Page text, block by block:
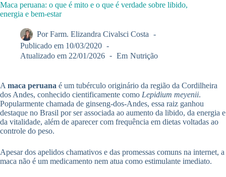
Maca peruana: o que é mito e o que é verdade sobre libido,
energia e bem-estar
Por Farm. Elizandra Civalsci Costa
Publicado em 10/03/2020
Atualizado em 22/01/2026 Em Nutrição
A maca peruana é um tubérculo originário da região da Cordilheira
dos Andes, conhecido cientificamente como Lepidium meyenii.
Popularmente chamada de ginseng-dos-Andes, essa raiz ganhou
destaque no Brasil por ser associada ao aumento da libido, da energia e
da vitalidade, além de aparecer com frequência em dietas voltadas ao
controle do peso.
Apesar dos apelidos chamativos e das promessas comuns na internet, a
maca não é um medicamento nem atua como estimulante imediato.